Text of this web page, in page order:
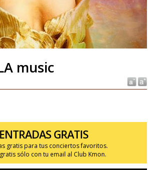
music
ENTRADAS GRATIS
gratis para tus conciertos favoritos.
sólo con tu email al Club Kmon.